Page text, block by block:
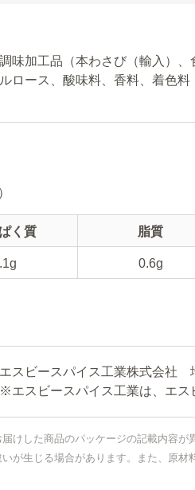
味加工品（本わさび（輸入）
ロース、酸味料、香料、着色
く質 脂質
0.6g
スビースパイス工業株式会社
ースパイス工業は、エスビ
けした商品のパッケージの記載内容が
が生じる場合があります。また、原材